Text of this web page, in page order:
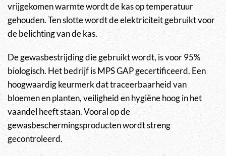
vrijgekomen warmte wordt de kas op temperatuur
gehouden. Ten slotte wordt de elektriciteit gebruikt voor
de belichting van de kas.
De gewasbestrijding die gebruikt wordt, is voor 95%
biologisch. Het bedrijf is MPS GAP gecertificeerd. Een
hoogwaardig keurmerk dat traceerbaarheid van
bloemen en planten, veiligheid en hygiëne hoog in het
vaandel heeft staan. Vooral op de
gewasbeschermingsproducten wordt streng
gecontroleerd.